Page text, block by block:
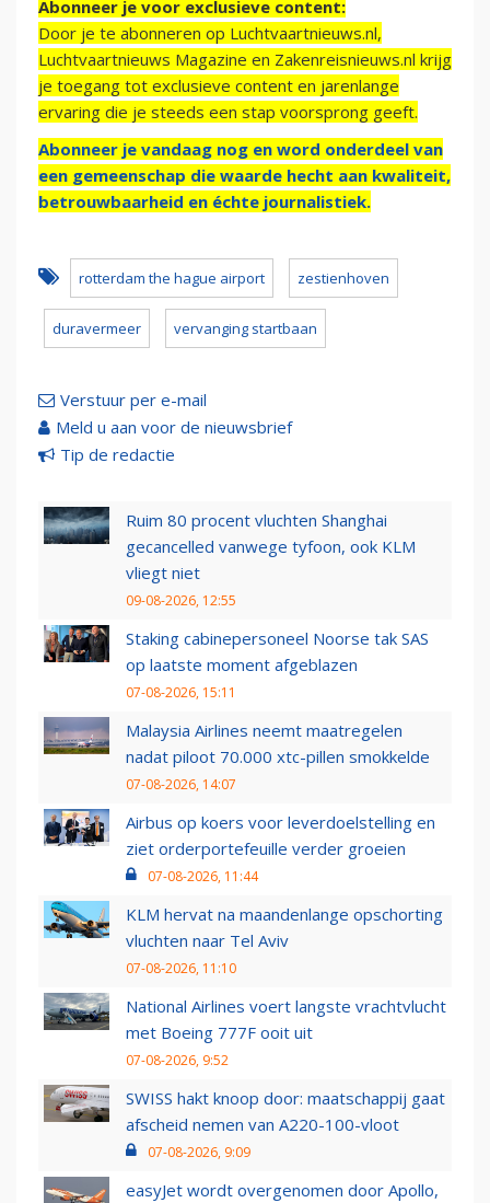
Abonneer je voor exclusieve content:
Door je te abonneren op Luchtvaartnieuws.nl,
Luchtvaartnieuws Magazine en Zakenreisnieuws.nl krijg
je toegang tot exclusieve content en jarenlange
ervaring die je steeds een stap voorsprong geeft.
Abonneer je vandaag nog en word onderdeel van
een gemeenschap die waarde hecht aan kwaliteit,
betrouwbaarheid en échte journalistiek.
rotterdam the hague airport zestienhoven
duravermeer vervanging startbaan
Verstuur per e-mail
Meld u aan voor de nieuwsbrief
Tip de redactie
Ruim 80 procent vluchten Shanghai
gecancelled vanwege tyfoon, ook KLM
vliegt niet
09-08-2026, 12:55
Staking cabinepersoneel Noorse tak SAS
op laatste moment afgeblazen
07-08-2026, 15:11
Malaysia Airlines neemt maatregelen
nadat piloot 70.000 xtc-pillen smokkelde
07-08-2026, 14:07
Airbus op koers voor leverdoelstelling en
ziet orderportefeuille verder groeien
07-08-2026, 11:44
KLM hervat na maandenlange opschorting
vluchten naar Tel Aviv
07-08-2026, 11:10
National Airlines voert langste vrachtvlucht
met Boeing 777F ooit uit
07-08-2026, 9:52
SWISS hakt knoop door: maatschappij gaat
afscheid nemen van A220-100-vloot
07-08-2026, 9:09
easyJet wordt overgenomen door Apollo,